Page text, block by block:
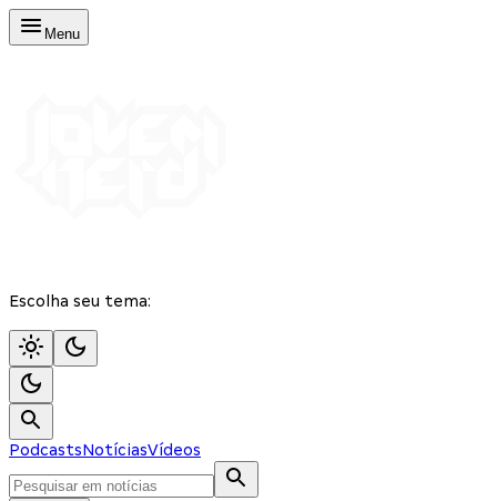
Menu
Escolha seu tema:
PodcastsNotíciasVídeos